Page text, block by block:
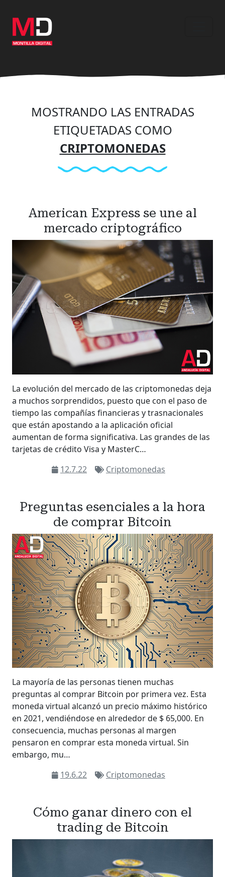
contenido
principal
MOSTRANDO LAS ENTRADAS
ETIQUETADAS COMO
CRIPTOMONEDAS
American Express se une al
mercado criptográfico
La evolución del mercado de las criptomonedas deja
a muchos sorprendidos, puesto que con el paso de
tiempo las compañías financieras y trasnacionales
que están apostando a la aplicación oficial
aumentan de forma significativa. Las grandes de las
tarjetas de crédito Visa y MasterC…
12.7.22
Criptomonedas
Preguntas esenciales a la hora
de comprar Bitcoin
La mayoría de las personas tienen muchas
preguntas al comprar Bitcoin por primera vez. Esta
moneda virtual alcanzó un precio máximo histórico
en 2021, vendiéndose en alrededor de $ 65,000. En
consecuencia, muchas personas al margen
pensaron en comprar esta moneda virtual. Sin
embargo, mu…
19.6.22
Criptomonedas
Cómo ganar dinero con el
trading de Bitcoin